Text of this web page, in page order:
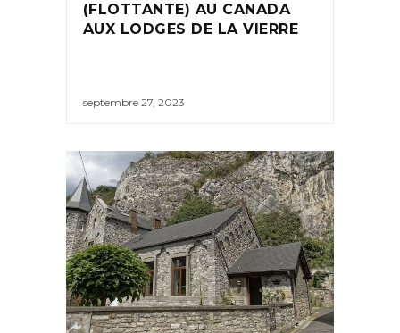
(FLOTTANTE) AU CANADA
AUX LODGES DE LA VIERRE
septembre 27, 2023